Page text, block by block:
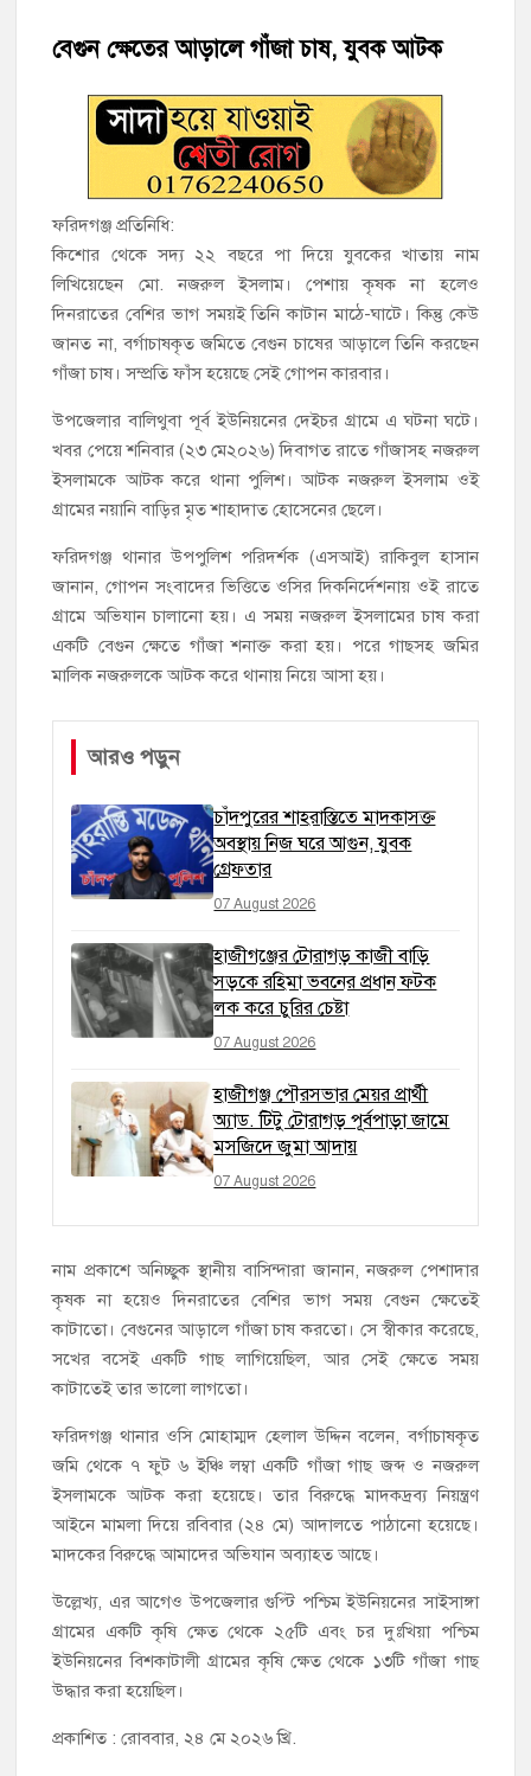
হাজীগঞ্জে অস্বাস্থ্যকর পরিবেশে খাবার প্রস্তুত: ২ হোটেলকে ৪৫ হাজার
টাকা জরিমানা
হাজীগঞ্জে ৬ বছরের শিশুকে ধর্ষণের অভিযোগে কেয়ারটেকার আটক
হাজীগঞ্জের রাজারগাঁও উবিতে জুলাই গণঅভ্যুত্থান দিবস পালন
হাজীগঞ্জ সরকারি মডেল পাইলট হাই স্কুল অ্যান্ড কলেজে ‘জুলাই
গণঅভ্যুত্থান দিবস’ পালিত
‘জনগণের ভোটে নির্বাচিত হয়ে ফরিদগঞ্জের উন্নয়নে কাজ করছি’ :
নৌ পুলিশ ফাঁড়ির নাকের ডগায় কারেন্ট জালের দাপট, মতলবে প্রকাশ্যে
নিষিদ্ধ জাল মেরামত ও মাছ শিকার
বেগুন ক্ষেতের আড়ালে গাঁজা চাষ, যুবক আটক
ফরিদগঞ্জ প্রতিনিধি:
কিশোর থেকে সদ্য ২২ বছরে পা দিয়ে যুবকের খাতায় নাম
লিখিয়েছেন মো. নজরুল ইসলাম। পেশায় কৃষক না হলেও
দিনরাতের বেশির ভাগ সময়ই তিনি কাটান মাঠে-ঘাটে। কিন্তু কেউ
জানত না, বর্গাচাষকৃত জমিতে বেগুন চাষের আড়ালে তিনি করছেন
গাঁজা চাষ। সম্প্রতি ফাঁস হয়েছে সেই গোপন কারবার।
উপজেলার বালিথুবা পূর্ব ইউনিয়নের দেইচর গ্রামে এ ঘটনা ঘটে।
খবর পেয়ে শনিবার (২৩ মে২০২৬) দিবাগত রাতে গাঁজাসহ নজরুল
ইসলামকে আটক করে থানা পুলিশ। আটক নজরুল ইসলাম ওই
গ্রামের নয়ানি বাড়ির মৃত শাহাদাত হোসেনের ছেলে।
ফরিদগঞ্জ থানার উপপুলিশ পরিদর্শক (এসআই) রাকিবুল হাসান
জানান, গোপন সংবাদের ভিত্তিতে ওসির দিকনির্দেশনায় ওই রাতে
গ্রামে অভিযান চালানো হয়। এ সময় নজরুল ইসলামের চাষ করা
একটি বেগুন ক্ষেতে গাঁজা শনাক্ত করা হয়। পরে গাছসহ জমির
মালিক নজরুলকে আটক করে থানায় নিয়ে আসা হয়।
আরও পড়ুন
চাঁদপুরের শাহরাস্তিতে মাদকাসক্ত
অবস্থায় নিজ ঘরে আগুন, যুবক
গ্রেফতার
07 August 2026
হাজীগঞ্জের টোরাগড় কাজী বাড়ি
সড়কে রহিমা ভবনের প্রধান ফটক
লক করে চুরির চেষ্টা
07 August 2026
হাজীগঞ্জ পৌরসভার মেয়র প্রার্থী
অ্যাড. টিটু টোরাগড় পূর্বপাড়া জামে
মসজিদে জুমা আদায়
07 August 2026
নাম প্রকাশে অনিচ্ছুক স্থানীয় বাসিন্দারা জানান, নজরুল পেশাদার
কৃষক না হয়েও দিনরাতের বেশির ভাগ সময় বেগুন ক্ষেতেই
কাটাতো। বেগুনের আড়ালে গাঁজা চাষ করতো। সে স্বীকার করেছে,
সখের বসেই একটি গাছ লাগিয়েছিল, আর সেই ক্ষেতে সময়
কাটাতেই তার ভালো লাগতো।
ফরিদগঞ্জ থানার ওসি মোহাম্মদ হেলাল উদ্দিন বলেন, বর্গাচাষকৃত
জমি থেকে ৭ ফুট ৬ ইঞ্চি লম্বা একটি গাঁজা গাছ জব্দ ও নজরুল
ইসলামকে আটক করা হয়েছে। তার বিরুদ্ধে মাদকদ্রব্য নিয়ন্ত্রণ
আইনে মামলা দিয়ে রবিবার (২৪ মে) আদালতে পাঠানো হয়েছে।
মাদকের বিরুদ্ধে আমাদের অভিযান অব্যাহত আছে।
উল্লেখ্য, এর আগেও উপজেলার গুপ্টি পশ্চিম ইউনিয়নের সাইসাঙ্গা
গ্রামের একটি কৃষি ক্ষেত থেকে ২৫টি এবং চর দুঃখিয়া পশ্চিম
ইউনিয়নের বিশকাটালী গ্রামের কৃষি ক্ষেত থেকে ১৩টি গাঁজা গাছ
উদ্ধার করা হয়েছিল।
প্রকাশিত : রোববার, ২৪ মে ২০২৬ খ্রি.